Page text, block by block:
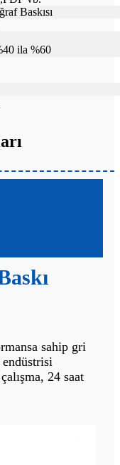
Baskısı
ila %60
sahip gri
24 saat